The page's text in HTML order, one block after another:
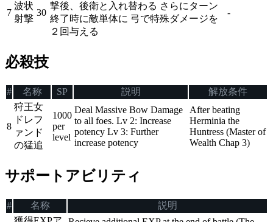
7
波状
射撃
30
撃後、後衛と入れ替わる さらにターン
終了時に敵単体に 弓で特殊ダメージを
２回与える
-
必殺技
# 名称 SP 説明 解放条件
8
狩王女
ドレフ
ァンド
の猛追
1000
per
level
Deal Massive Bow Damage
to all foes. Lv 2: Increase
potency Lv 3: Further
increase potency
After beating
Herminia the
Huntress (Master of
Wealth Chap 3)
サポートアビリティ
# 名称 説明